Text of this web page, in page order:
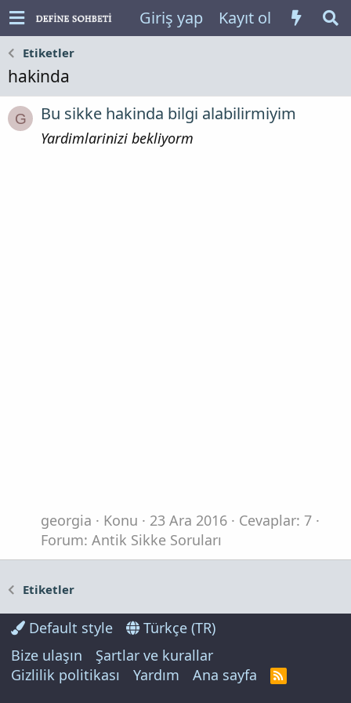
Giriş yap Kayıt ol
Etiketler
hakinda
G Bu sikke hakinda bilgi alabilirmiyim
Yardimlarinizi bekliyorm
georgia Konu 23 Ara 2016
Cevaplar: 7
Forum: Antik Sikke Soruları
Etiketler
Default style
Türkçe (TR)
Bize ulaşın
Şartlar ve kurallar
Gizlilik politikası
Yardım Ana sayfa
R